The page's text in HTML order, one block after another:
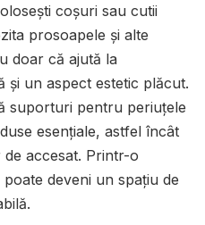
coșuri sau cutii
prosoapele și alte
doar că ajută la
și un aspect estetic plăcut.
suporturi pentru periuțele
esențiale, astfel încât
accesat. Printr-o
deveni un spațiu de